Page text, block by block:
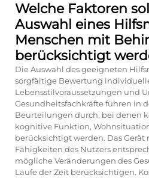
Welche Faktoren
Auswahl eines
Menschen mit
berücksichtigt
Die Auswahl des geeigneten
sorgfältige Bewertung
Lebensstilvoraussetzungen und
Gesundheitsfachkräfte führen in
Beurteilungen durch, bei denen
kognitive Funktion,
berücksichtigt werden. Das Gerät
Fähigkeiten des Nutzers
mögliche Veränderungen des
Laufe der Zeit berücksichtigen.